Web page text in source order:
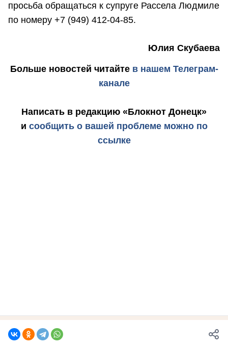
просьба обращаться к супруге Рассела Людмиле
по номеру +7 (949) 412-04-85.
Юлия Скубаева
Больше новостей читайте в нашем Телеграм-
канале
Написать в редакцию «Блокнот Донецк»
и сообщить о вашей проблеме можно по
ссылке